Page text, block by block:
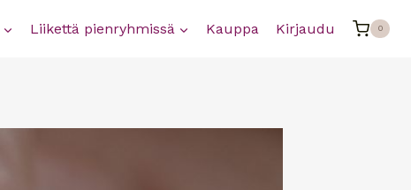
Liikettä pienryhmissä Kauppa Kirjaudu 0